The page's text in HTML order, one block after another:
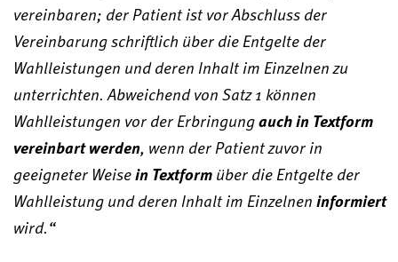
vereinbaren; der Patient ist vor Abschluss der
Vereinbarung schriftlich über die Entgelte der
Wahlleistungen und deren Inhalt im Einzelnen zu
unterrichten. Abweichend von Satz 1 können
Wahlleistungen vor der Erbringungauch in Textform
vereinbart werden, wenn der Patient zuvor in
geeigneter Weisein Textformüber die Entgelte der
Wahlleistung und deren Inhalt im Einzelneninformiert
wird.“